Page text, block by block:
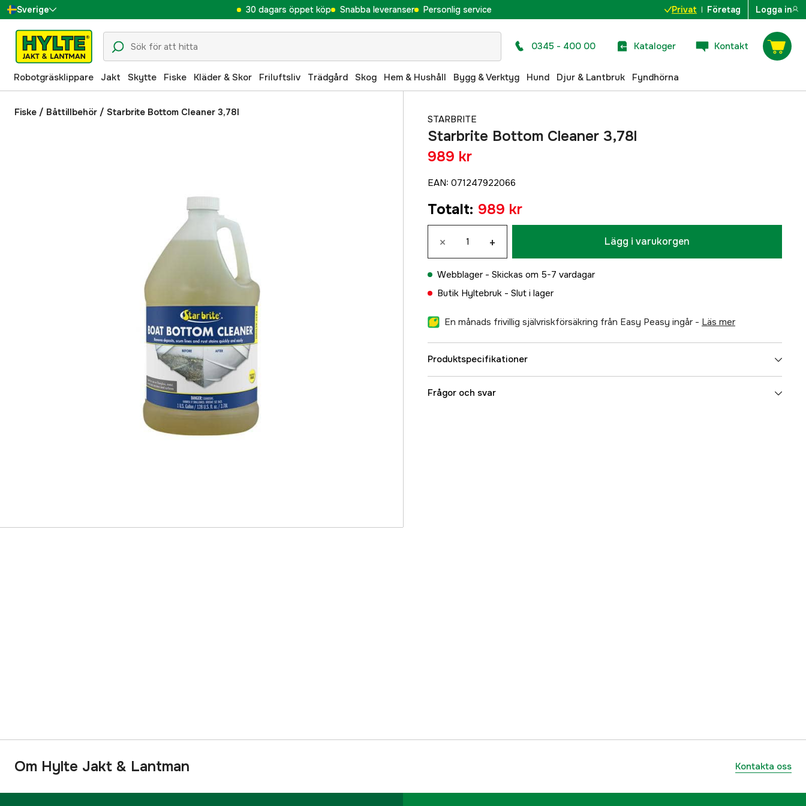
Sverige
Danmark
Suomi
Norge
Deutschland
30 dagars öppet köp Snabba leveranser Personlig service Privat Företag Logga in
0345 - 400 00 Kataloger Kontakt
Robotgräsklippare Jakt Skytte Fiske Kläder & Skor Friluftsliv Trädgård Skog Hem & Hushåll Bygg & Verktyg Hund Djur & Lantbruk Fyndhörna
Fiske / Båttillbehör / Starbrite Bottom Cleaner 3,78l
STARBRITE
Starbrite Bottom Cleaner 3,78l
989 kr
EAN: 071247922066
Totalt: 989 kr
× + Lägg i varukorgen
Webblager - Skickas om 5-7 vardagar
Butik Hyltebruk - Slut i lager
En månads frivillig självriskförsäkring från Easy Peasy ingår - läs mer
Produktspecifikationer
Referensnummer
Frågor och svar
Om Hylte Jakt & Lantman Kontakta oss